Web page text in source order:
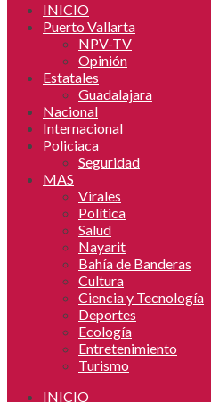
INICIO
Puerto Vallarta
NPV-TV
Opinión
Estatales
Guadalajara
Nacional
Internacional
Policiaca
Seguridad
MAS
Virales
Política
Salud
Nayarit
Bahía de Banderas
Cultura
Ciencia y Tecnología
Deportes
Ecología
Entretenimiento
Turismo
INICIO